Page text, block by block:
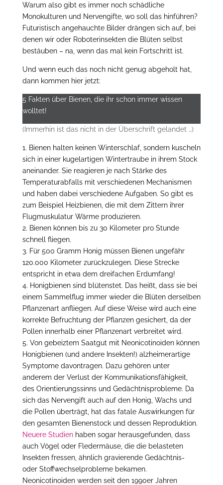
Warum also gibt es immer noch schädliche
Monokulturen und Nervengifte, wo soll das hinführen?
Futuristisch angehauchte Bilder drängen sich auf, bei
denen wir oder Roboterinsekten die Blüten selbst
bestäuben – na, wenn das mal kein Fortschritt ist.
Und wenn euch das noch nicht genug abgeholt hat,
dann kommen hier jetzt:
5 Fakten über Bienen, die ihr schon immer wissen
wolltet!
(Immerhin ist das nicht in der Überschrift gelandet …)
1. Bienen halten keinen Winterschlaf, sondern kuscheln
sich in einer kugelartigen Wintertraube in ihrem Stock
aneinander. Sie reagieren je nach Stärke des
Temperaturabfalls mit verschiedenen Mechanismen
und haben dabei verschiedene Aufgaben. So gibt es
zum Beispiel Heizbienen, die mit dem Zittern ihrer
Flugmuskulatur Wärme produzieren.
2. Bienen können bis zu 30 Kilometer pro Stunde
schnell fliegen.
3. Für 500 Gramm Honig müssen Bienen ungefähr
120.000 Kilometer zurückzulegen. Diese Strecke
entspricht in etwa dem dreifachen Erdumfang!
4. Honigbienen sind blütenstet. Das heißt, dass sie bei
einem Sammelflug immer wieder die Blüten derselben
Pflanzenart anfliegen. Auf diese Weise wird auch eine
korrekte Befruchtung der Pflanzen gesichert, da der
Pollen innerhalb einer Pflanzenart verbreitet wird.
5. Von gebeiztem Saatgut mit Neonicotinoiden können
Honigbienen (und andere Insekten!) alzheimerartige
Symptome davontragen. Dazu gehören unter
anderem der Verlust der Kommunikationsfähigkeit,
des Orientierungssinns und Gedächtnisprobleme. Da
sich das Nervengift auch auf den Honig, Wachs und
die Pollen überträgt, hat das fatale Auswirkungen für
den gesamten Bienenstock und dessen Reproduktion.
Neuere Studienhaben sogar herausgefunden, dass
auch Vögel oder Fledermäuse, die die belasteten
Insekten fressen, ähnlich gravierende Gedächtnis-
oder Stoffwechselprobleme bekamen.
Neonicotinoiden werden seit den 1990er Jahren